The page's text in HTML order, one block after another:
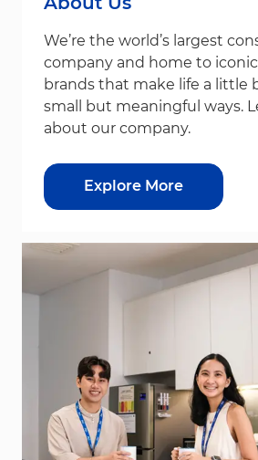
We’re the world’s largest
company and home to
brands that make life a little
small but meaningful ways.
about our company.
Explore More